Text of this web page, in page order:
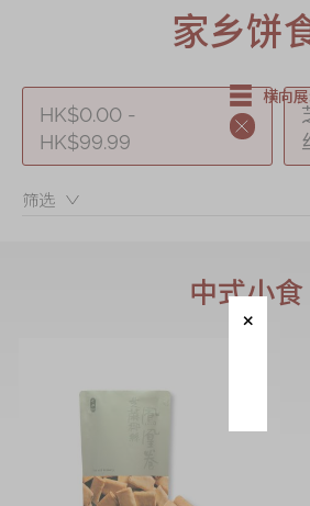
迪士尼系列
奇华LINE
FRIENDS礼盒
所有产品
产品价目表
家乡饼
HK$0.00 -
HK$99.99
筛选：
横向
中式小食